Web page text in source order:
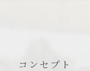
コンセプト